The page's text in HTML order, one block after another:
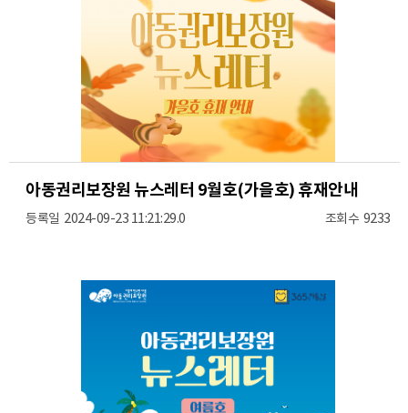
아동권리보장원 뉴스레터 9월호(가을호) 휴재안내
2024-09-23 11:21:29.0 9233